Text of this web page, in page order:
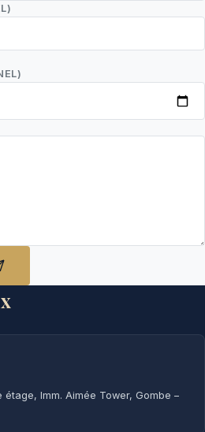
étage, Imm. Aimée Tower, Gombe –